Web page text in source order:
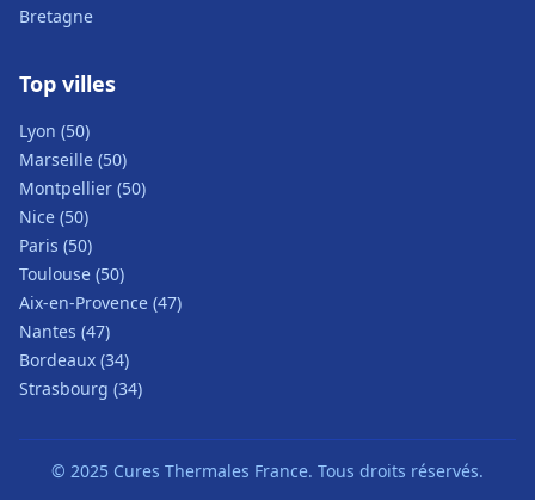
Bretagne
Top villes
Lyon (50)
Marseille (50)
Montpellier (50)
Nice (50)
Paris (50)
Toulouse (50)
Aix-en-Provence (47)
Nantes (47)
Bordeaux (34)
Strasbourg (34)
© 2025 Cures Thermales France. Tous droits réservés.